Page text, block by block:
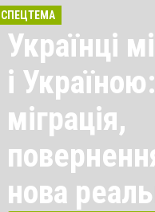
СПЕЦТЕМА
Українці
і Україною:
міграція,
нова